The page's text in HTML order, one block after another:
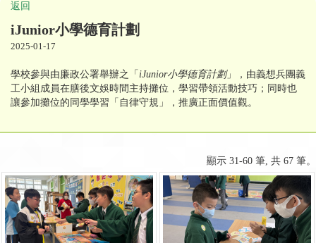
返回
iJunior小學德育計劃
2025-01-17
學校參與由廉政公署舉辦之「 iJunior小學德育計劃」，由義想兵團義
工小組成員在膳後文娛時間主持攤位，學習帶領活動技巧；同時也
讓參加攤位的同學學習「自律守規」，推廣正面價值觀。
顯示 31-60 筆, 共 67 筆。